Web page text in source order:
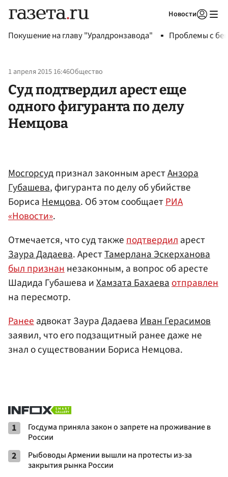
Новости
Покушение на главу "Уралдронзавода" Проблемы с
1 апреля 2015 16:46Общество
Суд подтвердил арест еще
одного фигуранта по делу
Немцова
Мосгорсудпризнал законным арестАнзора
Губашева, фигуранта по делу об убийстве
БорисаНемцова. Об этом сообщаетРИА
«Новости».
Отмечается, что суд такжеподтвердиларест
Заура Дадаева. АрестТамерлана Эскерханова
был признаннезаконным, а вопрос об аресте
Шадида Губашева иХамзата Бахаеваотправлен
на пересмотр.
Ранееадвокат Заура ДадаеваИван Герасимов
заявил, что его подзащитный ранее даже не
знал о существовании Бориса Немцова.
1
Госдума приняла закон о запрете на проживание в
России
2
Рыбоводы Армении вышли на протесты из-за
закрытия рынка России